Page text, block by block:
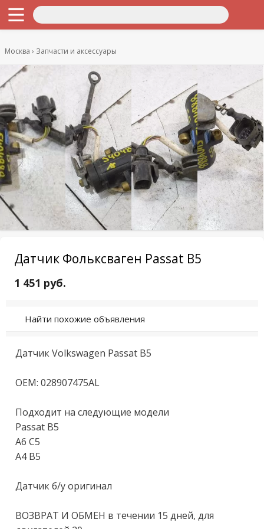
Москва Запчасти и аксессуары
Датчик Фольксваген Passat B5
1 451 руб.
Найти похожие объявления
Датчик Volkswagen Passat B5
OEM: 028907475AL
Подходит на следующие модели
Passat B5
A6 C5
A4 B5
Датчик б/у оригинал
ВОЗВРАТ И ОБМЕН в течении 15 дней, для